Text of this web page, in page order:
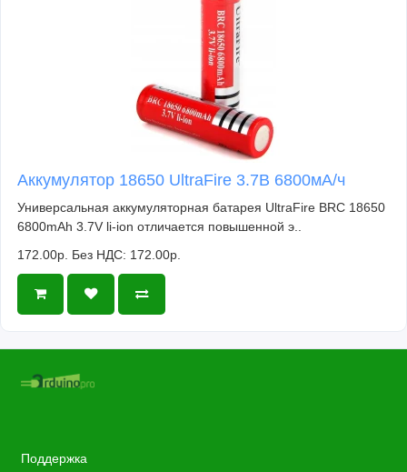
Аккумулятор 18650 UltraFire 3.7В 6800мА/ч
Универсальная аккумуляторная батарея UltraFire BRC 18650
6800mAh 3.7V li-ion отличается повышенной э..
172.00р. Без НДС: 172.00р.
Поддержка